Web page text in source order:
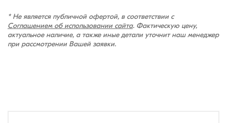
* Не является публичной офертой, в соответствии с
Соглашением об использовании сайта. Фактическую цену,
актуальное наличие, а также иные детали уточнит наш менеджер
при рассмотрении Вашей заявки.